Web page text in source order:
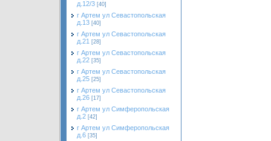
д.12/3 [40]
г Артем ул Севастопольская
д.13 [40]
г Артем ул Севастопольская
д.21 [28]
г Артем ул Севастопольская
д.22 [35]
г Артем ул Севастопольская
д.25 [25]
г Артем ул Севастопольская
д.26 [17]
г Артем ул Симферопольская
д.2 [42]
г Артем ул Симферопольская
д.6 [35]